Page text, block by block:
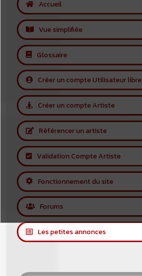
Accueil
Vue simplifiée
Glossaire
Créer un compte Utilisateur libre
Créer un compte Artiste
Référencer un artiste
Validation Compte Artiste
Fonctionnement du site
Forums
Les petites annonces